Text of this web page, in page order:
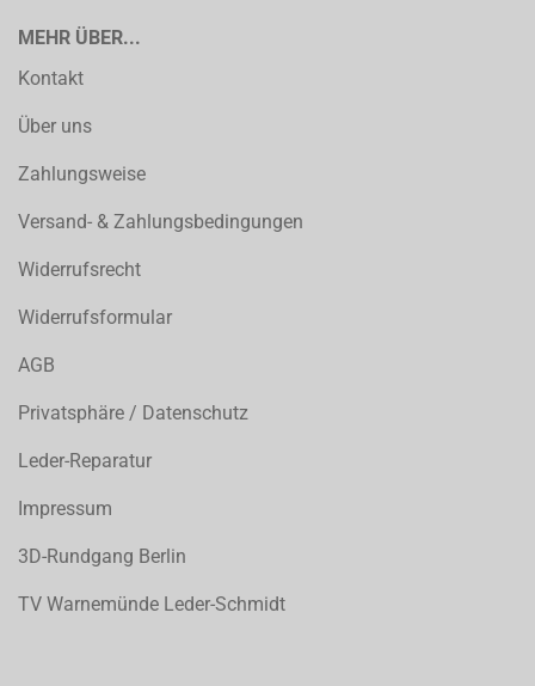
MEHR ÜBER...
Kontakt
Über uns
Zahlungsweise
Versand- & Zahlungsbedingungen
Widerrufsrecht
Widerrufsformular
AGB
Privatsphäre / Datenschutz
Leder-Reparatur
Impressum
3D-Rundgang Berlin
TV Warnemünde Leder-Schmidt